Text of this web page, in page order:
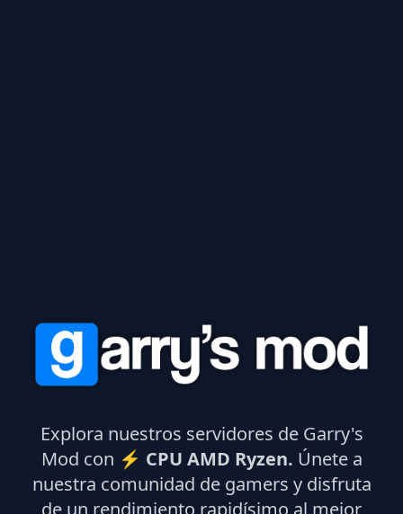
Explora nuestros servidores de Garry's
Mod con ⚡ CPU AMD Ryzen. Únete a
nuestra comunidad de gamers y disfruta
de un rendimiento rapidísimo al mejor